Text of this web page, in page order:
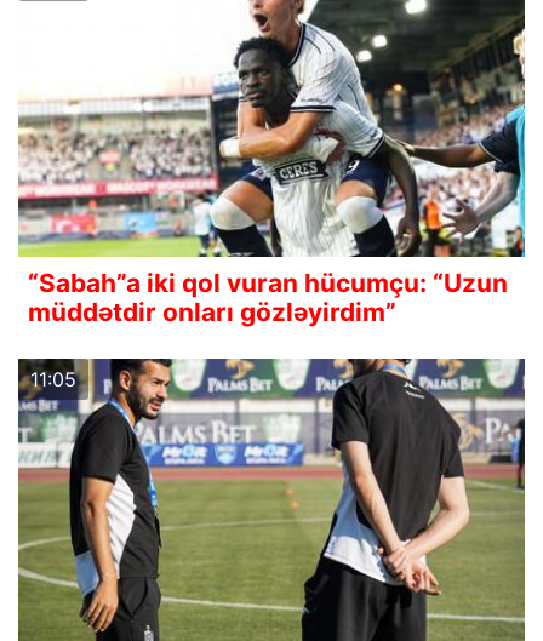
“Sabah”a iki qol vuran hücumçu: “Uzun
müddətdir onları gözləyirdim”
11:05